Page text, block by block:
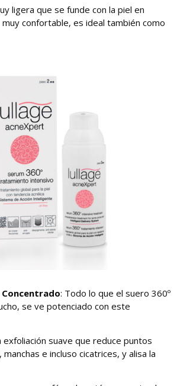
ligera que se funde con la piel en
confortable, es ideal también como
Concentrado: Todo lo que el suero 360º
se ve potenciado con este
exfoliación suave que reduce puntos
e incluso cicatrices, y alisa la